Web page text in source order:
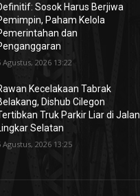
Sosok Harus Berjiwa
Paham Kelola
dan
Agustus, 2026 13:22
Kecelakaan Tabrak
Dishub Cilegon
Truk Parkir Liar di Jalan
Selatan
Agustus, 2026 13:25